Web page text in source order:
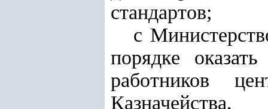
стандартов;
с
порядке
работников